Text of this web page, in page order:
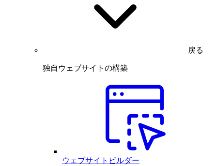
戻る
独自ウェブサイトの構築
ウェブサイトビルダー